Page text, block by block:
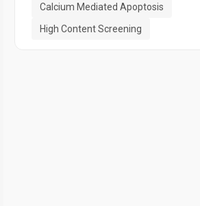
Calcium Mediated Apoptosis
High Content Screening